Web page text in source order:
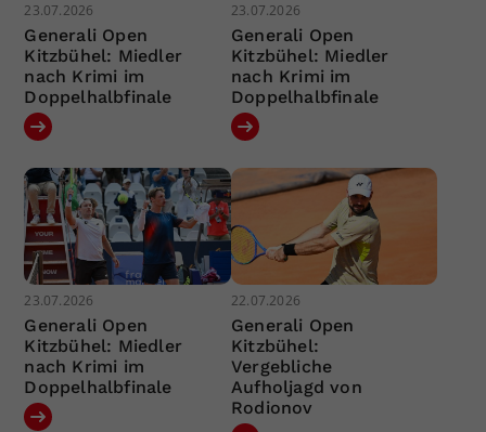
23.07.2026
Generali Open
Kitzbühel: Miedler
nach Krimi im
Doppelhalbfinale
23.07.2026
Generali Open
Kitzbühel: Miedler
nach Krimi im
Doppelhalbfinale
23.07.2026
Generali Open
Kitzbühel: Miedler
nach Krimi im
Doppelhalbfinale
22.07.2026
Generali Open
Kitzbühel:
Vergebliche
Aufholjagd von
Rodionov